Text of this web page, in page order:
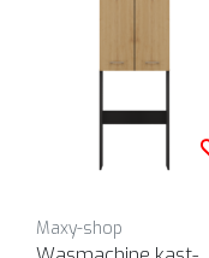
Maxy-shop